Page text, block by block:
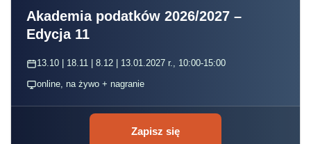
Akademia podatków 2026/2027 –
Edycja 11
13.10 | 18.11 | 8.12 | 13.01.2027 r., 10:00-15:00
online, na żywo + nagranie
Zapisz się